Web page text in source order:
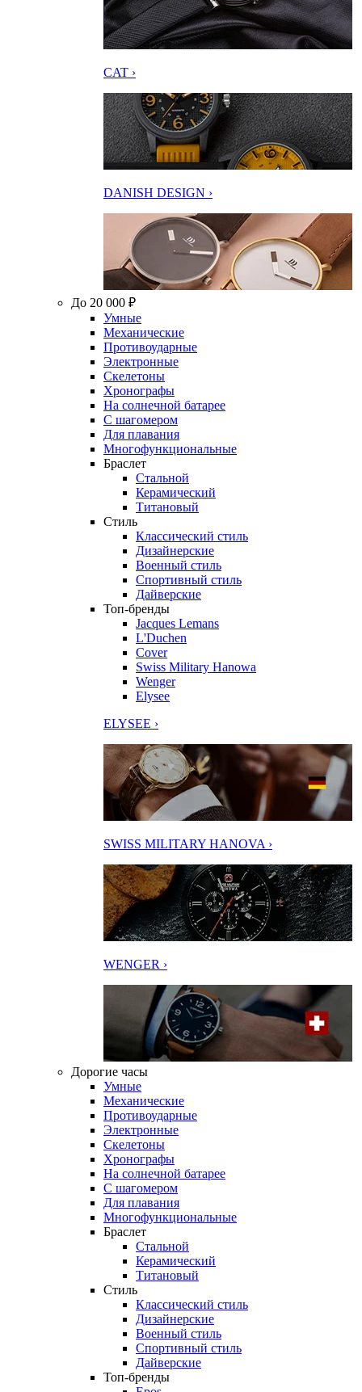
CAT ›
DANISH DESIGN ›
До 20 000 ₽
Умные
Механические
Противоударные
Электронные
Скелетоны
Хронографы
На солнечной батарее
С шагомером
Для плавания
Многофункциональные
Браслет
Стальной
Керамический
Титановый
Стиль
Классический стиль
Дизайнерские
Военный стиль
Спортивный стиль
Дайверские
Топ-бренды
Jacques Lemans
L'Duchen
Cover
Swiss Military Hanowa
Wenger
Elysee
ELYSEE ›
SWISS MILITARY HANOVA ›
WENGER ›
Дорогие часы
Умные
Механические
Противоударные
Электронные
Скелетоны
Хронографы
На солнечной батарее
С шагомером
Для плавания
Многофункциональные
Браслет
Стальной
Керамический
Титановый
Стиль
Классический стиль
Дизайнерские
Военный стиль
Спортивный стиль
Дайверские
Топ-бренды